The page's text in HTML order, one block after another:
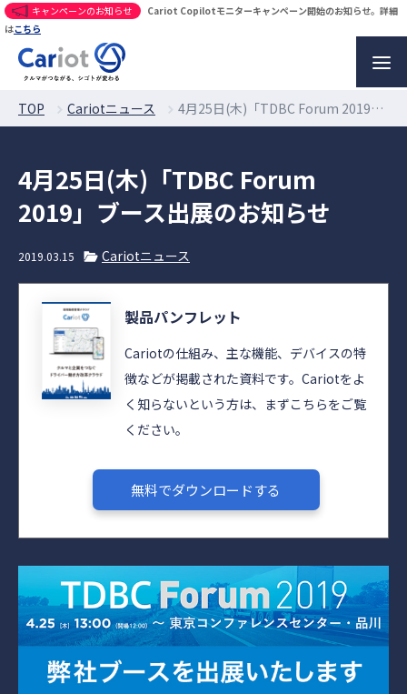
キャンペーンのお知らせ
Cariot Copilotモニターキャンペーン開始のお知らせ。詳細
はこちら
TOP Cariotニュース 4月25日(木)「TDBC Forum 2019」ブース出展のお知らせ
4月25日(木)「TDBC Forum
2019」ブース出展のお知らせ
2019.03.15 Cariotニュース
製品パンフレット
Cariotの仕組み、主な機能、デバイスの特
徴などが掲載された資料です。Cariotをよ
く知らないという方は、まずこちらをご覧
ください。
無料でダウンロードする